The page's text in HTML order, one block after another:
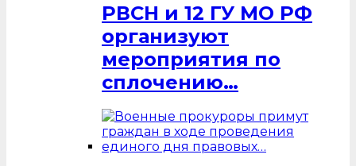
РВСН и 12 ГУ МО РФ
организуют
мероприятия по
сплочению…